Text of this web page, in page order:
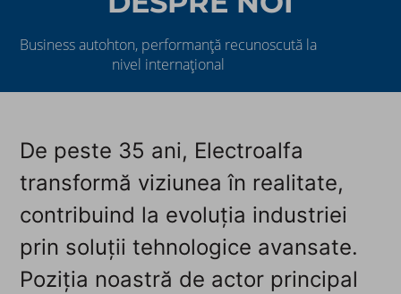
Business autohton, performanță recunoscută la
nivel internațional
De peste 35 ani, Electroalfa
transformă viziunea în realitate,
contribuind la evoluția industriei
prin soluții tehnologice avansate.
Poziția noastră de actor principal